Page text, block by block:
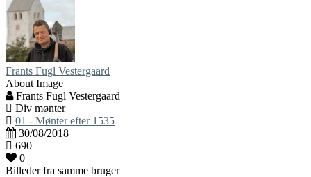
Frants Fugl Vestergaard
About Image
Frants Fugl Vestergaard
Div mønter
01 - Mønter efter 1535
30/08/2018
690
0
Billeder fra samme bruger